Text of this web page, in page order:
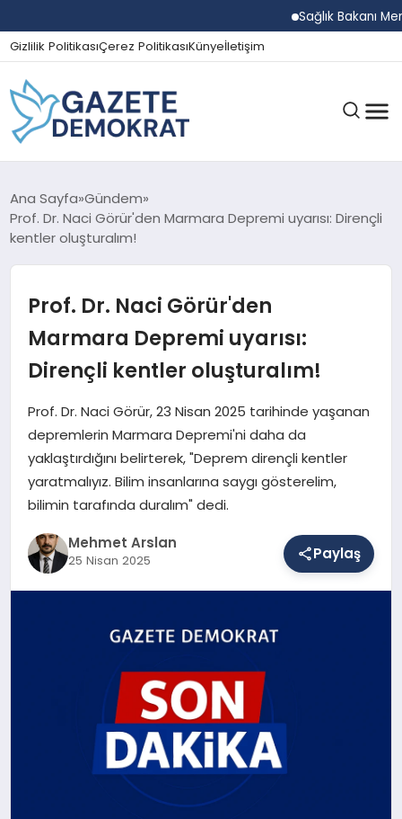
Sağlık Bakanı
Gizlilik PolitikasıÇerez PolitikasıKünyeİletişim
GÜNDEM
EKONOMI
SPOR
SAĞLIK
EĞITIM
DÜNYA
Ana Sayfa Gündem
Prof. Dr. Naci Görür'den Marmara Depremi uyarısı: Dirençli
kentler oluşturalım!
Prof. Dr. Naci Görür'den
Marmara Depremi uyarısı:
Dirençli kentler oluşturalım!
Prof. Dr. Naci Görür, 23 Nisan 2025 tarihinde yaşanan
depremlerin Marmara Depremi'ni daha da
yaklaştırdığını belirterek, "Deprem dirençli kentler
yaratmalıyız. Bilim insanlarına saygı gösterelim,
bilimin tarafında duralım" dedi.
Mehmet Arslan
25 Nisan 2025 Paylaş